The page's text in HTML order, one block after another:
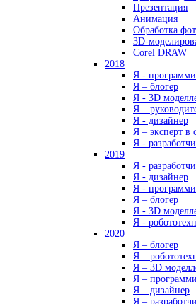
Презентация
Анимация
Обработка
3D-
Corel DRAW
2018
Я -
Я – блогер
Я - 3D
Я –
Я - дизайнер
Я – эксперт в
Я -
2019
Я -
Я - дизайнер
Я -
Я – блогер
Я - 3D
Я -
2020
Я – блогер
Я –
Я – 3D
Я –
Я – дизайнер
Я –